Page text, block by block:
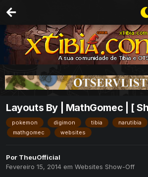
Layouts By | MathGomec | [
pokemon digimon tibia narutibia
mathgomec
websites
Por TheuOfficial
Fevereiro 15, 2014 em Websites Show-Off